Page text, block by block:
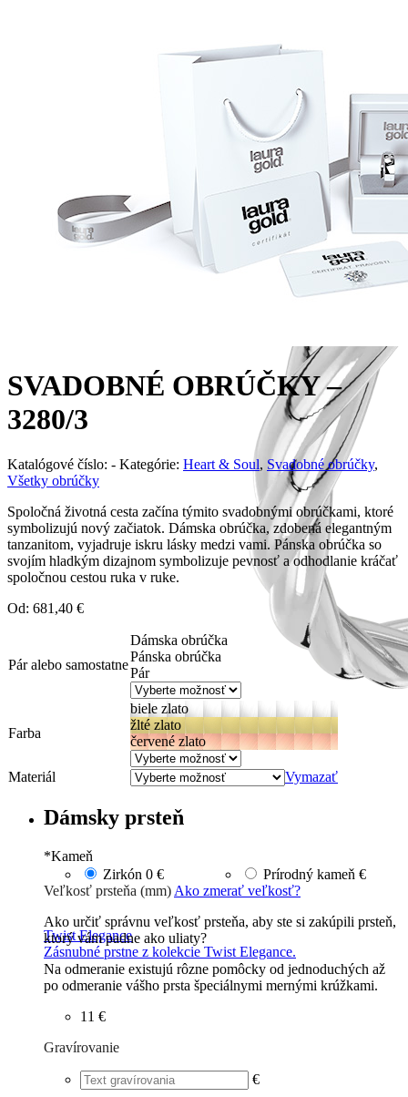
Twist Elegance
Zásnubné prstne z kolekcie Twist Elegance.
SVADOBNÉ OBRÚČKY –
3280/3
Katalógové číslo: - Kategórie: Heart & Soul, Svadobné obrúčky,
Všetky obrúčky
Spoločná životná cesta začína týmito svadobnými obrúčkami, ktoré
symbolizujú nový začiatok. Dámska obrúčka, zdobená elegantným
tanzanitom, vyjadruje iskru lásky medzi vami. Pánska obrúčka so
svojím hladkým dizajnom symbolizuje pevnosť a odhodlanie kráčať
spoločnou cestou ruka v ruke.
Od: 681,40 €
Pár alebo samostatne
Dámska obrúčka
Pánska obrúčka
Pár
Farba
biele zlato
žlté zlato
červené zlato
Materiál Vymazať
Dámsky prsteň
*Kameň
Zirkón 0 € Prírodný kameň €
Veľkosť prsteňa (mm) Ako zmerať veľkosť?
Ako určiť správnu veľkosť prsteňa, aby ste si zakúpili prsteň,
ktorý vám padne ako uliaty?
Na odmeranie existujú rôzne pomôcky od jednoduchých až
po odmeranie vášho prsta špeciálnymi mernými krúžkami.
11 €
Gravírovanie
€